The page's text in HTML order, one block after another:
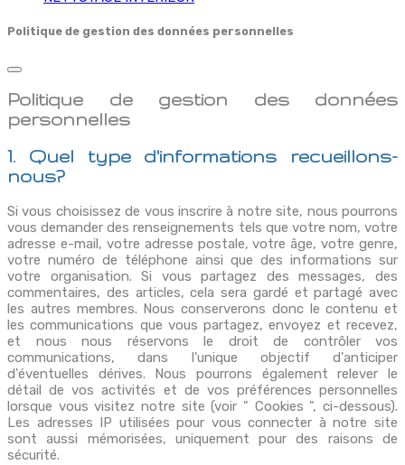
Politique de gestion des données personnelles
Politique de gestion des données
personnelles
1. Quel type d'informations recueillons-
nous?
Si vous choisissez de vous inscrire à notre site, nous pourrons
vous demander des renseignements tels que votre nom, votre
adresse e-mail, votre adresse postale, votre âge, votre genre,
votre numéro de téléphone ainsi que des informations sur
votre organisation. Si vous partagez des messages, des
commentaires, des articles, cela sera gardé et partagé avec
les autres membres. Nous conserverons donc le contenu et
les communications que vous partagez, envoyez et recevez,
et nous nous réservons le droit de contrôler vos
communications, dans l'unique objectif d'anticiper
d'éventuelles dérives. Nous pourrons également relever le
détail de vos activités et de vos préférences personnelles
lorsque vous visitez notre site (voir " Cookies ", ci-dessous).
Les adresses IP utilisées pour vous connecter à notre site
sont aussi mémorisées, uniquement pour des raisons de
sécurité.